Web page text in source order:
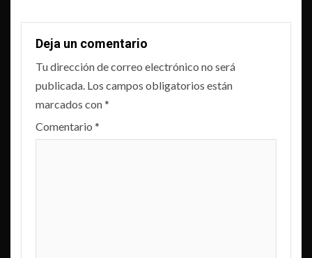
Deja un comentario
Tu dirección de correo electrónico no será
publicada. Los campos obligatorios están
marcados con*
Comentario *